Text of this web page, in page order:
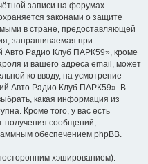
записи на форумах
законами о защите
в стране, предоставляющей
запрашиваемая при
Авто Радио Клуб ПАРК59», кроме
и вашего адреса email, может
ко вводу, на усмотрение
Авто Радио Клуб ПАРК59». В
какая информация из
Кроме того, у вас есть
получения сообщений,
обеспечением phpBB.
хэшированием).